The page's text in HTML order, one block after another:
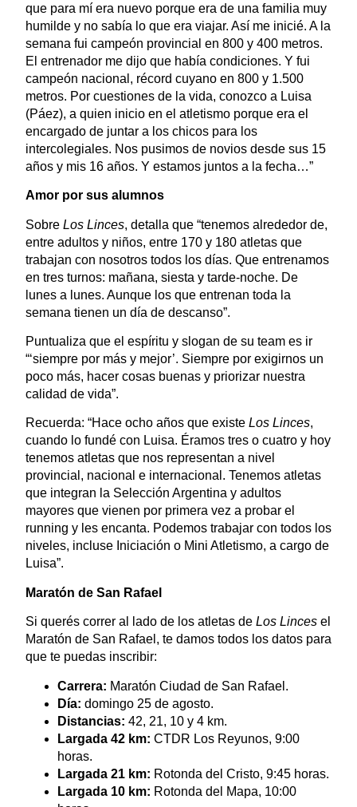
que para mí era nuevo porque era de una familia muy
humilde y no sabía lo que era viajar. Así me inicié. A la
semana fui campeón provincial en 800 y 400 metros.
El entrenador me dijo que había condiciones. Y fui
campeón nacional, récord cuyano en 800 y 1.500
metros. Por cuestiones de la vida, conozco a Luisa
(Páez), a quien inicio en el atletismo porque era el
encargado de juntar a los chicos para los
intercolegiales. Nos pusimos de novios desde sus 15
años y mis 16 años. Y estamos juntos a la fecha…”
Amor por sus alumnos
Sobre Los Linces, detalla que “tenemos alrededor de,
entre adultos y niños, entre 170 y 180 atletas que
trabajan con nosotros todos los días. Que entrenamos
en tres turnos: mañana, siesta y tarde-noche. De
lunes a lunes. Aunque los que entrenan toda la
semana tienen un día de descanso”.
Puntualiza que el espíritu y slogan de su team es ir
“‘siempre por más y mejor’. Siempre por exigirnos un
poco más, hacer cosas buenas y priorizar nuestra
calidad de vida”.
Recuerda: “Hace ocho años que existe Los Linces,
cuando lo fundé con Luisa. Éramos tres o cuatro y hoy
tenemos atletas que nos representan a nivel
provincial, nacional e internacional. Tenemos atletas
que integran la Selección Argentina y adultos
mayores que vienen por primera vez a probar el
running y les encanta. Podemos trabajar con todos los
niveles, incluse Iniciación o Mini Atletismo, a cargo de
Luisa”.
Maratón de San Rafael
Si querés correr al lado de los atletas de Los Lincesel
Maratón de San Rafael, te damos todos los datos para
que te puedas inscribir:
Carrera: Maratón Ciudad de San Rafael.
Día: domingo 25 de agosto.
Distancias: 42, 21, 10 y 4 km.
Largada 42 km: CTDR Los Reyunos, 9:00
horas.
Largada 21 km: Rotonda del Cristo, 9:45 horas.
Largada 10 km: Rotonda del Mapa, 10:00